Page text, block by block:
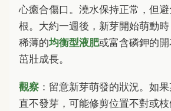
心癒合傷口。澆水保持正常，但
根。大約一週後，新芽開始萌動
稀薄的均衡型液肥或富含磷鉀的
茁壯成長。
觀察 ：留意新芽萌發的狀況。如
直不發芽，可能修剪位置不對或枝